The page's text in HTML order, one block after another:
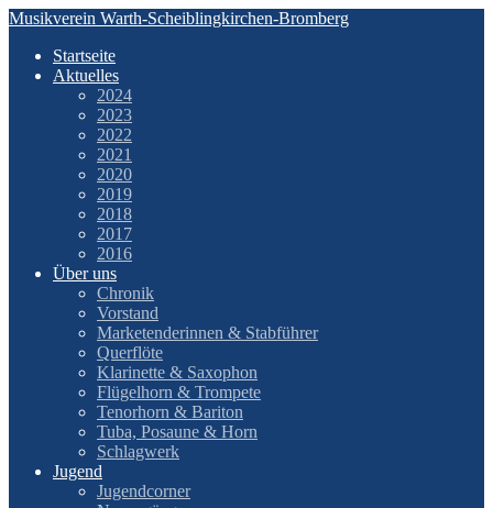
Zum
springen
Musikverein Warth-Scheiblingkirchen-Bromberg
Startseite
Aktuelles
2024
2023
2022
2021
2020
2019
2018
2017
2016
Über uns
Chronik
Vorstand
Marketenderinnen & Stabführer
Querflöte
Klarinette & Saxophon
Flügelhorn & Trompete
Tenorhorn & Bariton
Tuba, Posaune & Horn
Schlagwerk
Jugend
Jugendcorner